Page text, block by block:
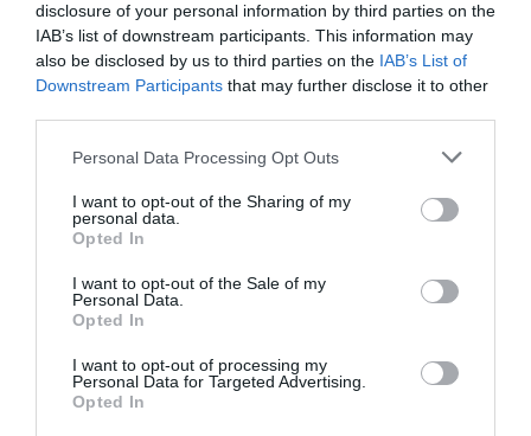
disclosure of your personal information by third parties on the
IAB’s list of downstream participants. This information may
also be disclosed by us to third parties on the IAB’s List of
Downstream Participants that may further disclose it to other
Please note that this website/app uses one or more Google
not limited to your visit or usage behaviour. You may click to
grant or deny consent to Google and its third-party tags to
use your data for below specified purposes in below Google
consent section.
Personal Data Processing Opt Outs
I want to opt-out of the Sharing of my
personal data.
Opted In
I want to opt-out of the Sale of my
Personal Data.
Opted In
I want to opt-out of processing my
Personal Data for Targeted Advertising.
Opted In